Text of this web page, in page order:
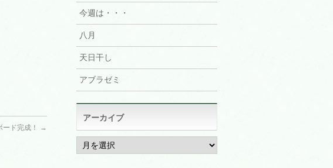
ド完成！ →
今週は・・・
八月
天日干し
アブラゼミ
アーカイブ
ア
ー